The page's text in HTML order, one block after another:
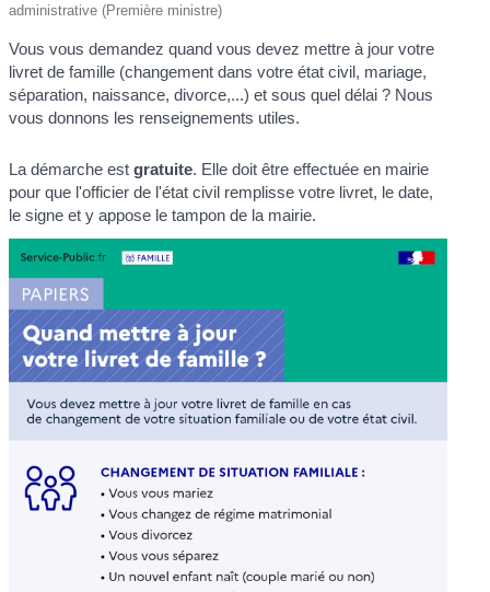
administrative (Première ministre)
Vous vous demandez quand vous devez mettre à jour votre
livret de famille (changement dans votre état civil, mariage,
séparation, naissance, divorce,...) et sous quel délai ? Nous
vous donnons les renseignements utiles.
La démarche estgratuite. Elle doit être effectuée en mairie
pour que l'officier de l'état civil remplisse votre livret, le date,
le signe et y appose le tampon de la mairie.